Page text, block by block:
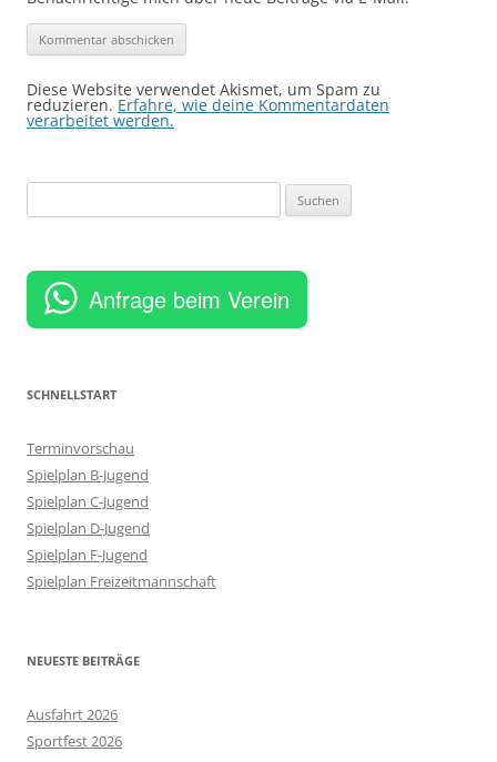
Diese Website verwendet Akismet, um Spam zu
reduzieren. Erfahre, wie deine Kommentardaten
verarbeitet werden.
nach:
Anfrage beim Verein
SCHNELLSTART
Terminvorschau
Spielplan B-Jugend
Spielplan C-Jugend
Spielplan D-Jugend
Spielplan F-Jugend
Spielplan Freizeitmannschaft
NEUESTE BEITRÄGE
Ausfahrt 2026
Sportfest 2026